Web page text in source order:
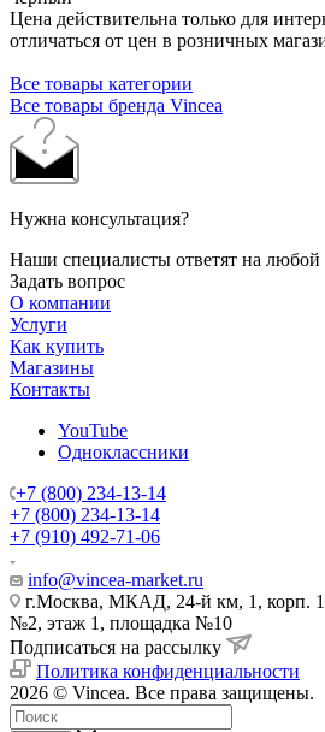
Цена действительна только для
отличаться от цен в розничных
Все товары категории
Все товары бренда Vincea
Нужна консультация?
Наши специалисты ответят на
Задать вопрос
О компании
Услуги
Как купить
Магазины
Контакты
YouTube
Одноклассники
+7 (800) 234-13-14
+7 (800) 234-13-14
+7 (910) 492-71-06
info@vincea-market.ru
г.Москва, МКАД, 24-й км, 1, корп.
№2, этаж 1, площадка №10
Подписаться на рассылку
Политика конфиденциальности
2026 © Vincea. Все права защищены.